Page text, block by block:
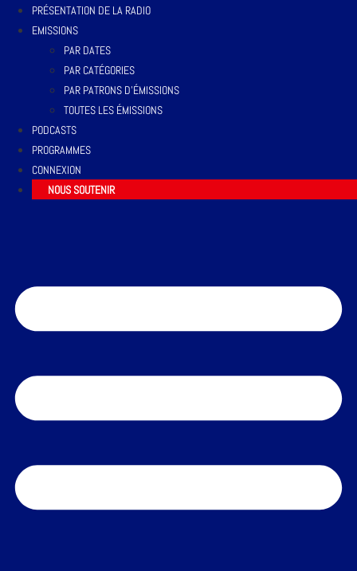
PRÉSENTATION DE LA RADIO
EMISSIONS
PAR DATES
PAR CATÉGORIES
PAR PATRONS D’ÉMISSIONS
TOUTES LES ÉMISSIONS
PODCASTS
PROGRAMMES
CONNEXION
NOUS SOUTENIR